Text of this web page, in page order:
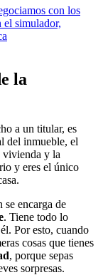
con los
el simulador,
la
a un titular, es
del inmueble, el
vivienda y la
y eres el único
se encarga de
. Tiene todo lo
Por esto, cuando
cosas que tienes
, porque sepas
sorpresas.